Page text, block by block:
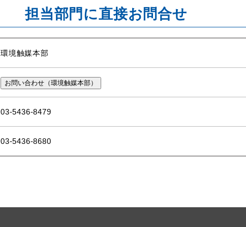
担当部門に直接お問合せ
環境触媒本部
03-5436-8479
03-5436-8680